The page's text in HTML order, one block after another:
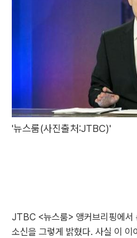
'뉴스룸(사진출처:JTBC)'
JTBC <뉴스룸> 앵커브리핑에서
소신을 그렇게 밝혔다. 사실 이 이